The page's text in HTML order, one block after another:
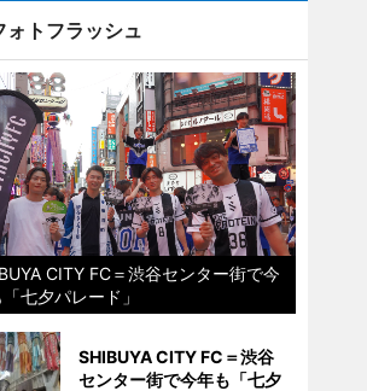
ォトフラッシュ
CITY FC＝渋谷センター街で今
七夕パレード」
SHIBUYA CITY FC＝渋谷
センター街で今年も「七夕